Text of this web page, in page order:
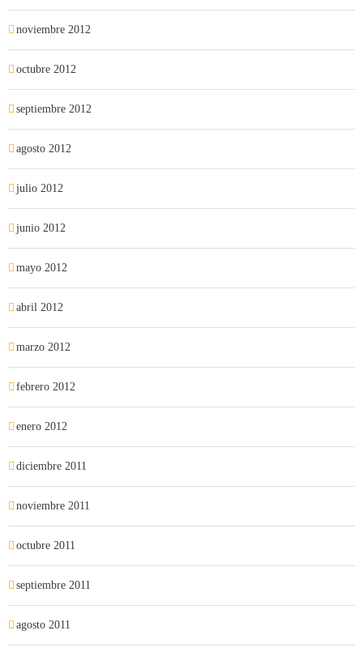
noviembre 2012
octubre 2012
septiembre 2012
agosto 2012
julio 2012
junio 2012
mayo 2012
abril 2012
marzo 2012
febrero 2012
enero 2012
diciembre 2011
noviembre 2011
octubre 2011
septiembre 2011
agosto 2011